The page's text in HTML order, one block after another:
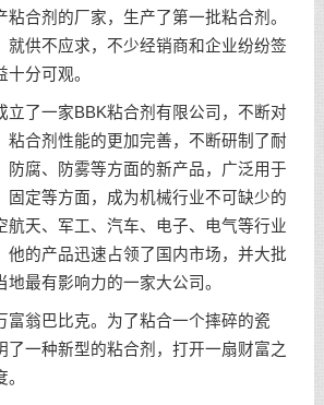
合剂的厂家，生产了第一批粘合剂。
就供不应求，不少经销商和企业纷纷签
分可观。
了一家BBK粘合剂有限公司，不断对
粘合剂性能的更加完善，不断研制了耐
防腐、防雾等方面的新产品，广泛用于
固定等方面，成为机械行业不可缺少的
航天、军工、汽车、电子、电气等行业
他的产品迅速占领了国内市场，并大批
最有影响力的一家大公司。
翁巴比克。为了粘合一个摔碎的瓷
了一种新型的粘合剂，打开一扇财富之